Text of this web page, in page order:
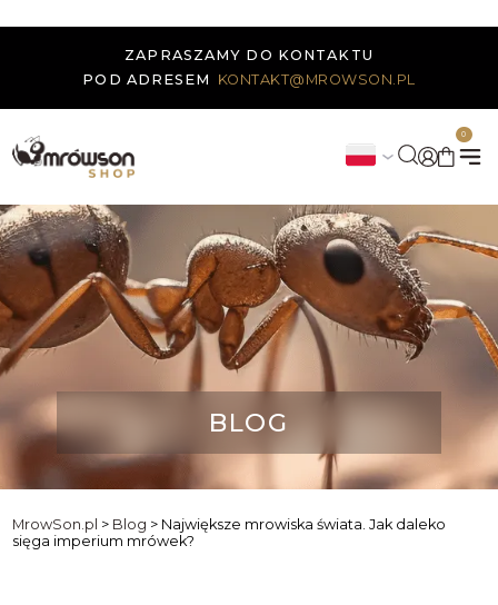
ZAPRASZAMY DO KONTAKTU
POD ADRESEM
KONTAKT@MROWSON.PL
0
BLOG
MrowSon.pl > Blog > Największe mrowiska świata. Jak daleko
sięga imperium mrówek?